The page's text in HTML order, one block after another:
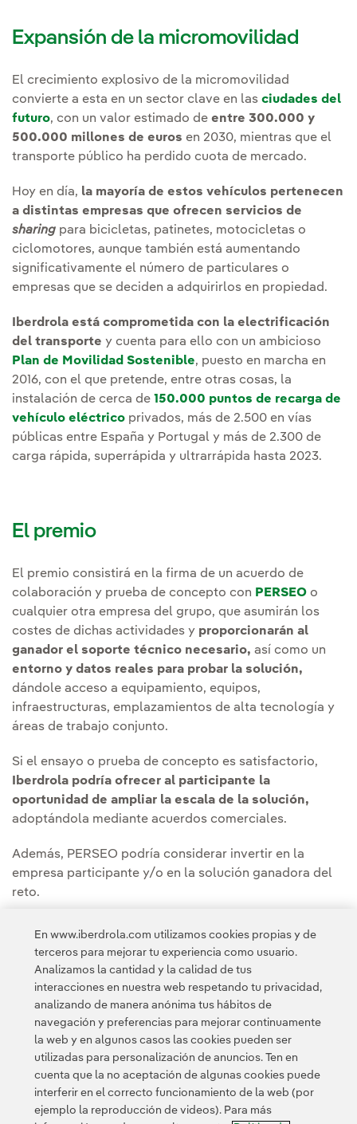
Expansión de la micromovilidad
El crecimiento explosivo de la micromovilidad
convierte a esta en un sector clave en las ciudades del
futuro, con un valor estimado de entre 300.000 y
500.000 millones de euros en 2030, mientras que el
transporte público ha perdido cuota de mercado.
Hoy en día, la mayoría de estos vehículos pertenecen
a distintas empresas que ofrecen servicios de
sharing para bicicletas, patinetes, motocicletas o
ciclomotores, aunque también está aumentando
significativamente el número de particulares o
empresas que se deciden a adquirirlos en propiedad.
Iberdrola está comprometida con la electrificación
del transporte y cuenta para ello con un ambicioso
Plan de Movilidad Sostenible, puesto en marcha en
2016, con el que pretende, entre otras cosas, la
instalación de cerca de 150.000 puntos de recarga de
vehículo eléctrico privados, más de 2.500 en vías
públicas entre España y Portugal y más de 2.300 de
carga rápida, superrápida y ultrarrápida hasta 2023.
El premio
El premio consistirá en la firma de un acuerdo de
colaboración y prueba de concepto con PERSEO o
cualquier otra empresa del grupo, que asumirán los
costes de dichas actividades y proporcionarán al
ganador el soporte técnico necesario, así como un
entorno y datos reales para probar la solución,
dándole acceso a equipamiento, equipos,
infraestructuras, emplazamientos de alta tecnología y
áreas de trabajo conjunto.
Si el ensayo o prueba de concepto es satisfactorio,
Iberdrola podría ofrecer al participante la
oportunidad de ampliar la escala de la solución,
adoptándola mediante acuerdos comerciales.
Además, PERSEO podría considerar invertir en la
empresa participante y/o en la solución ganadora del
reto.
El plazo de inscripción fue entre el 5 de julio y el 31 de
julio de 2021. El ganador fue anunciado en septiembre
de 2021.
Contacta Clientes Política de Privacidad Información legal
Política de cookies Configuración de cookies Accesibilidad
En www.iberdrola.com utilizamos cookies propias y de
terceros para mejorar tu experiencia como usuario.
Analizamos la cantidad y la calidad de tus
interacciones en nuestra web respetando tu privacidad,
analizando de manera anónima tus hábitos de
navegación y preferencias para mejorar continuamente
la web y en algunos casos las cookies pueden ser
utilizadas para personalización de anuncios. Ten en
cuenta que la no aceptación de algunas cookies puede
interferir en el correcto funcionamiento de la web (por
ejemplo la reproducción de videos). Para más